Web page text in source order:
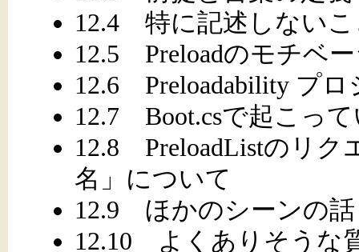
12.4 特に記述しない
12.5 Preloadのモチベ
12.6 Preloadability プ
12.7 Boot.csで起こって
12.8 PreloadListのリク
名」について
12.9 ほかのシーンの話
12.10 よくありそうな